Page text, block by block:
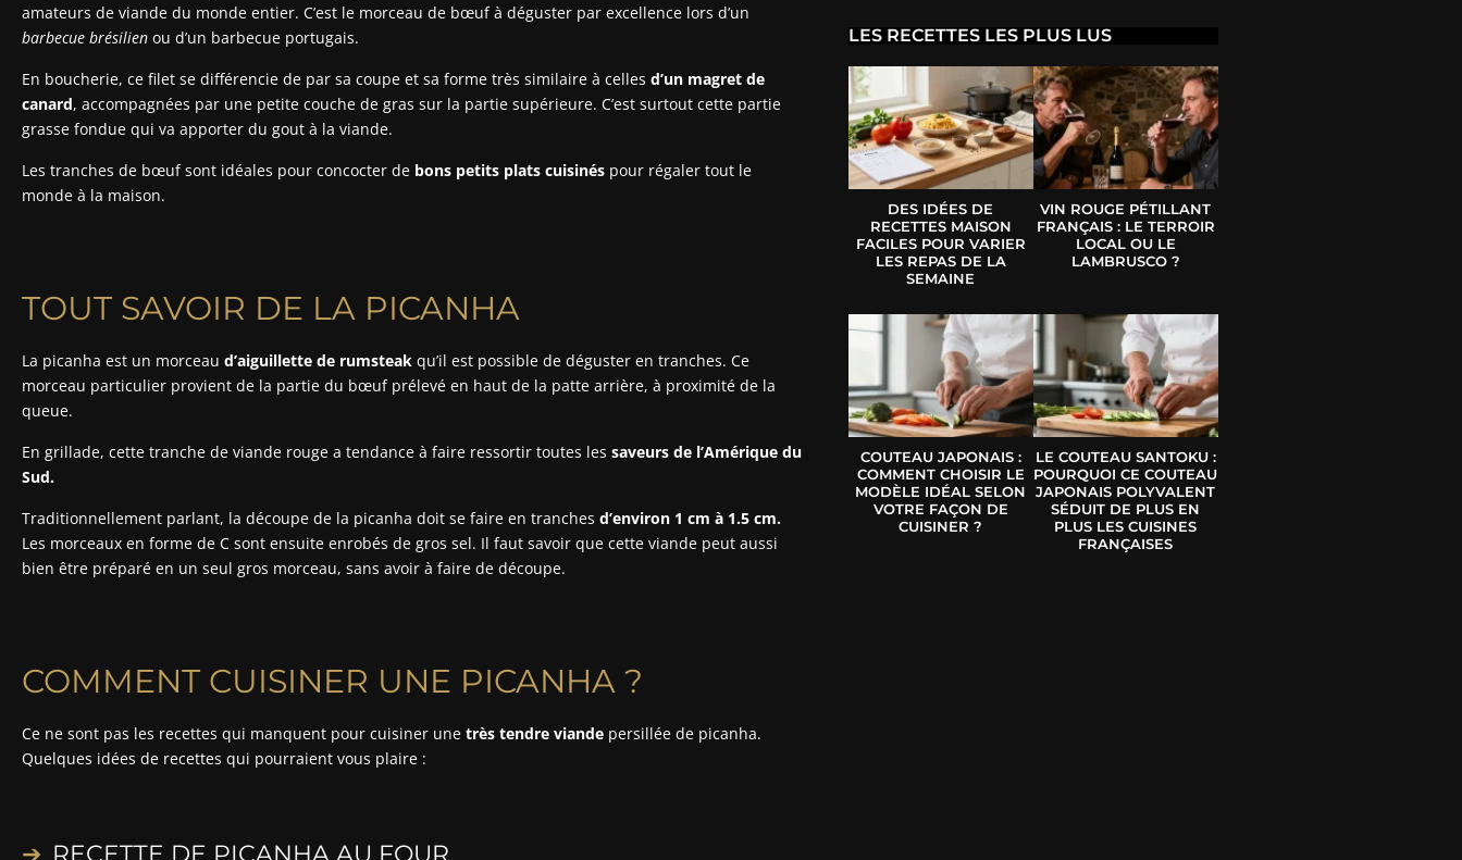
amateurs de viande du monde entier. C’est le morceau de bœuf à déguster par excellence lors d’un
barbecue brésilien ou d’un barbecue portugais.
En boucherie, ce filet se différencie de par sa coupe et sa forme très similaire à celles d’un magret de
canard, accompagnées par une petite couche de gras sur la partie supérieure. C’est surtout cette partie
grasse fondue qui va apporter du gout à la viande.
Les tranches de bœuf sont idéales pour concocter de bons petits plats cuisinés pour régaler tout le
monde à la maison.
TOUT SAVOIR DE LA PICANHA
La picanha est un morceau d’aiguillette de rumsteak qu’il est possible de déguster en tranches. Ce
morceau particulier provient de la partie du bœuf prélevé en haut de la patte arrière, à proximité de la
queue.
En grillade, cette tranche de viande rouge a tendance à faire ressortir toutes les saveurs de l’Amérique du
Sud.
Traditionnellement parlant, la découpe de la picanha doit se faire en tranches d’environ 1 cm à 1.5 cm.
Les morceaux en forme de C sont ensuite enrobés de gros sel. Il faut savoir que cette viande peut aussi
bien être préparé en un seul gros morceau, sans avoir à faire de découpe.
COMMENT CUISINER UNE PICANHA ?
Ce ne sont pas les recettes qui manquent pour cuisiner une très tendre viande persillée de picanha.
Quelques idées de recettes qui pourraient vous plaire :
RECETTE DE PICANHA AU FOUR
LES RECETTES LES PLUS LUS
DES IDÉES DE
RECETTES MAISON
FACILES POUR VARIER
LES REPAS DE LA
SEMAINE
VIN ROUGE PÉTILLANT
FRANÇAIS : LE TERROIR
LOCAL OU LE
LAMBRUSCO ?
COUTEAU JAPONAIS :
COMMENT CHOISIR LE
MODÈLE IDÉAL SELON
VOTRE FAÇON DE
CUISINER ?
LE COUTEAU SANTOKU :
POURQUOI CE COUTEAU
JAPONAIS POLYVALENT
SÉDUIT DE PLUS EN
PLUS LES CUISINES
FRANÇAISES